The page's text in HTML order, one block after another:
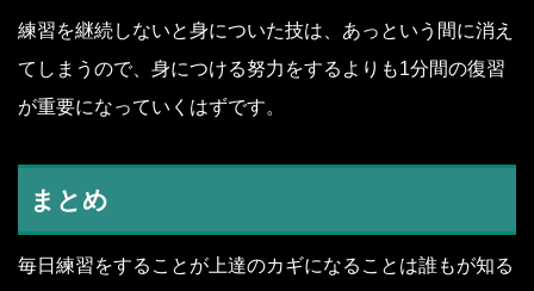
練習を継続しないと身についた技は、あっという間に消え
てしまうので、身につける努力をするよりも1分間の復習
が重要になっていくはずです。
まとめ
毎日練習をすることが上達のカギになることは誰もが知る